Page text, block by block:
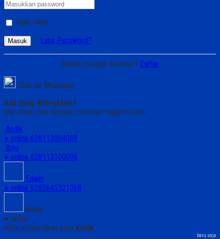
Ingat Saya
Masuk Lupa Password?
Belum menjadi member? Daftar
Chat via Whatsapp
Ada yang ditanyakan?
Klik untuk chat dengan customer support kami
Andik
● online 628113004088
Ibnu
● online 628113100098
Edwin
● online 6285645321068
Andik
● online
Halo, perkenalkan saya Andik
baru saja